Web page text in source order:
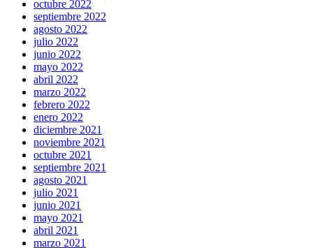
octubre 2022
septiembre 2022
agosto 2022
julio 2022
junio 2022
mayo 2022
abril 2022
marzo 2022
febrero 2022
enero 2022
diciembre 2021
noviembre 2021
octubre 2021
septiembre 2021
agosto 2021
julio 2021
junio 2021
mayo 2021
abril 2021
marzo 2021